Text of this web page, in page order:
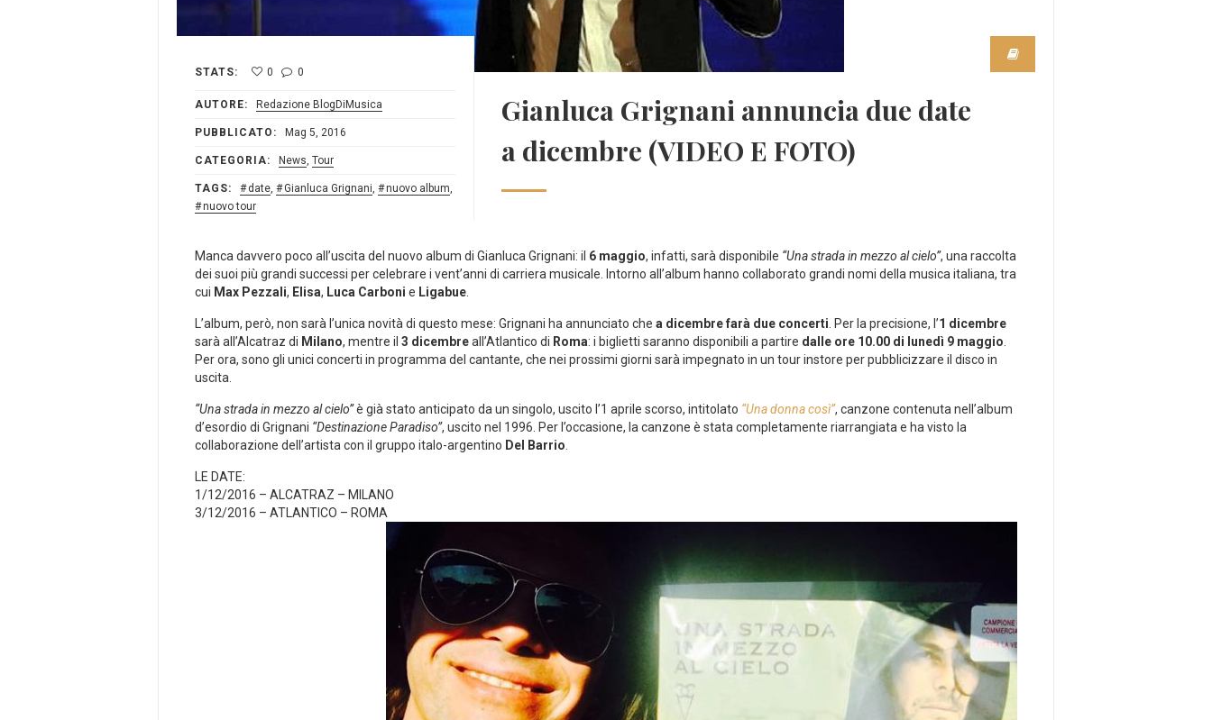
STATS: 0 0
AUTORE: Redazione BlogDiMusica
PUBBLICATO: Mag 5, 2016
CATEGORIA: News, Tour
TAGS: date, Gianluca Grignani, nuovo album,
nuovo tour
Gianluca Grignani annuncia due date
a dicembre (VIDEO E FOTO)
Manca davvero poco all’uscita del nuovo album di Gianluca Grignani: il 6 maggio, infatti, sarà disponibile “Una strada in mezzo al cielo”, una raccolta
dei suoi più grandi successi per celebrare i vent’anni di carriera musicale. Intorno all’album hanno collaborato grandi nomi della musica italiana, tra
cui Max Pezzali, Elisa, Luca Carboni e Ligabue.
L’album, però, non sarà l’unica novità di questo mese: Grignani ha annunciato che a dicembre farà due concerti. Per la precisione, l’1 dicembre
sarà all’Alcatraz di Milano, mentre il 3 dicembreall’Atlantico di Roma: i biglietti saranno disponibili a partire dalle ore 10.00 di lunedì 9 maggio.
Per ora, sono gli unici concerti in programma del cantante, che nei prossimi giorni sarà impegnato in un tour instore per pubblicizzare il disco in
uscita.
“Una strada in mezzo al cielo”è già stato anticipato da un singolo, uscito l’1 aprile scorso, intitolato “Una donna così”, canzone contenuta nell’album
d’esordio di Grignani “Destinazione Paradiso”, uscito nel 1996. Per l’occasione, la canzone è stata completamente riarrangiata e ha visto la
collaborazione dell’artista con il gruppo italo-argentino Del Barrio.
LE DATE:
1/12/2016 – ALCATRAZ – MILANO
3/12/2016 – ATLANTICO – ROMA